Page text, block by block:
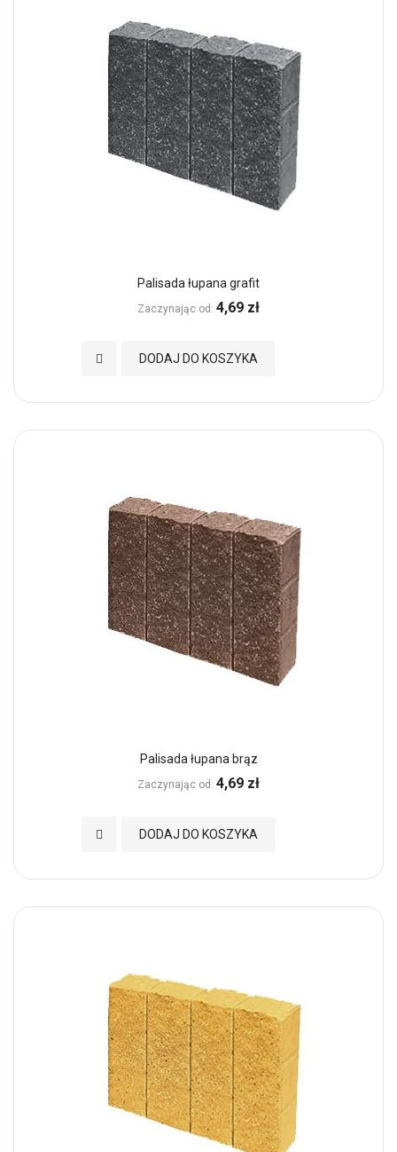
Palisada łupana grafit
Zaczynając od 4,69 zł
DODAJ DO KOSZYKA
Dodaj do Ulubionych
Palisada łupana brąz
Zaczynając od 4,69 zł
DODAJ DO KOSZYKA
Dodaj do Ulubionych